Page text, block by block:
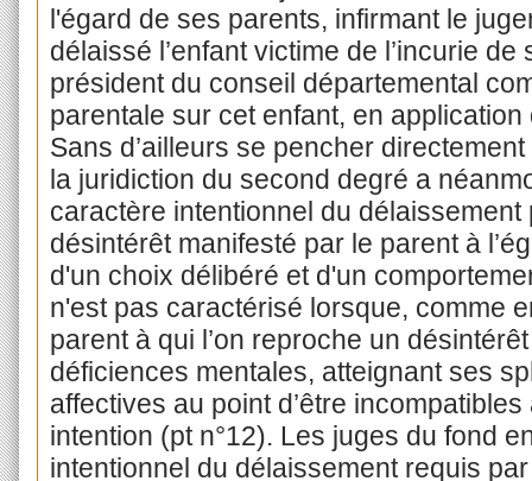
l'égard de ses parents, infirmant le
délaissé l’enfant victime de l’incurie
président du conseil départemental
parentale sur cet enfant, en application
Sans d’ailleurs se pencher
la juridiction du second degré a
caractère intentionnel du
désintérêt manifesté par le parent à
d'un choix délibéré et d'un
n'est pas caractérisé lorsque, comme
parent à qui l’on reproche un
déficiences mentales, atteignant ses
affectives au point d’être incompatibles
intention (pt n°12). Les juges du fond
intentionnel du délaissement requis